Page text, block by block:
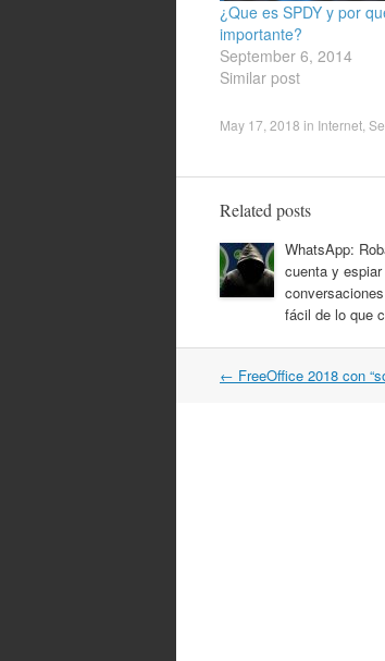
¿Que es SPDY y por
importante?
September 6, 2014
Similar post
May 17, 2018 in Internet
Related posts
WhatsApp:
cuenta y
fácil de lo que
Post
← FreeOffice 2018 con